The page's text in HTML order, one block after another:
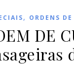
, ORDENS
DE